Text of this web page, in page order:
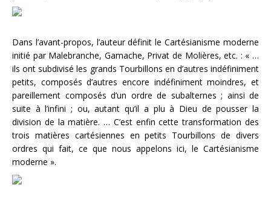
Dans l’avant-propos, l’auteur définit le Cartésianisme moderne
initié par Malebranche, Gamache, Privat de Molières, etc. : « …
ils ont subdivisé les grands Tourbillons en d’autres indéfiniment
petits, composés d’autres encore indéfiniment moindres, et
pareillement composés d’un ordre de subalternes ; ainsi de
suite à l’infini ; ou, autant qu’il a plu à Dieu de pousser la
division de la matière. … C’est enfin cette transformation des
trois matières cartésiennes en petits Tourbillons de divers
ordres qui fait, ce que nous appelons ici, le Cartésianisme
moderne ».